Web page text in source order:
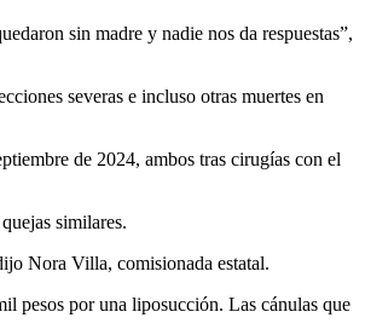
sin madre y nadie nos da respuestas”,
severas e incluso otras muertes en
de 2024, ambos tras cirugías con el
similares.
Nora Villa, comisionada estatal.
pesos por una liposucción. Las cánulas que